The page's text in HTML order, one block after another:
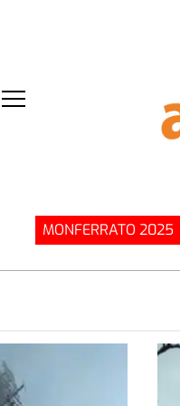
MONFERRATO 2025